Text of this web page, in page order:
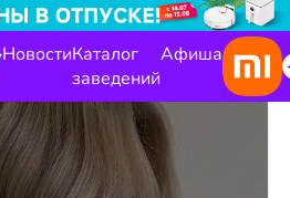
НовостиКаталог
заведений
Афиша